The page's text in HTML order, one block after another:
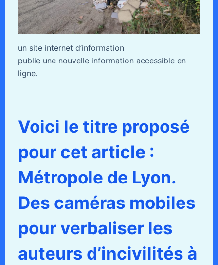
un site internet d’information
publie une nouvelle information accessible en
ligne.
Voici le titre proposé
pour cet article :
Métropole de Lyon.
Des caméras mobiles
pour verbaliser les
auteurs d’incivilités à